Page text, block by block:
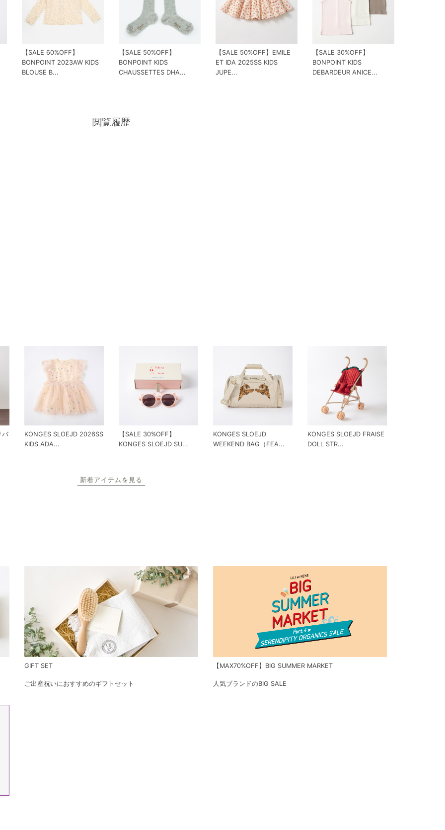
【SALE 60%OFF】
BONPOINT 2023AW KIDS
BLOUSE B...
【SALE 50%OFF】
BONPOINT KIDS
CHAUSSETTES DHA...
【SALE 50%OFF】EMILE
ET IDA 2025SS KIDS
JUPE...
【SALE 30%OFF】
BONPOINT KIDS
DEBARDEUR ANICE...
閲覧履歴
バ
KONGES SLOEJD 2026SS
KIDS ADA...
【SALE 30%OFF】
KONGES SLOEJD SU...
KONGES SLOEJD
WEEKEND BAG（FEA...
KONGES SLOEJD FRAISE
DOLL STR...
新着アイテムを見る
GIFT SET
ご出産祝いにおすすめのギフトセット
【MAX70%OFF】BIG SUMMER MARKET
人気ブランドのBIG SALE